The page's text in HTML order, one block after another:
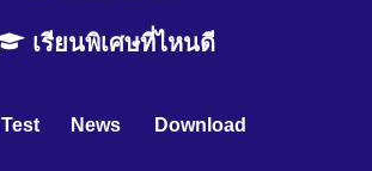
เรียนพิเศษที่ไหนดี
Test News Download